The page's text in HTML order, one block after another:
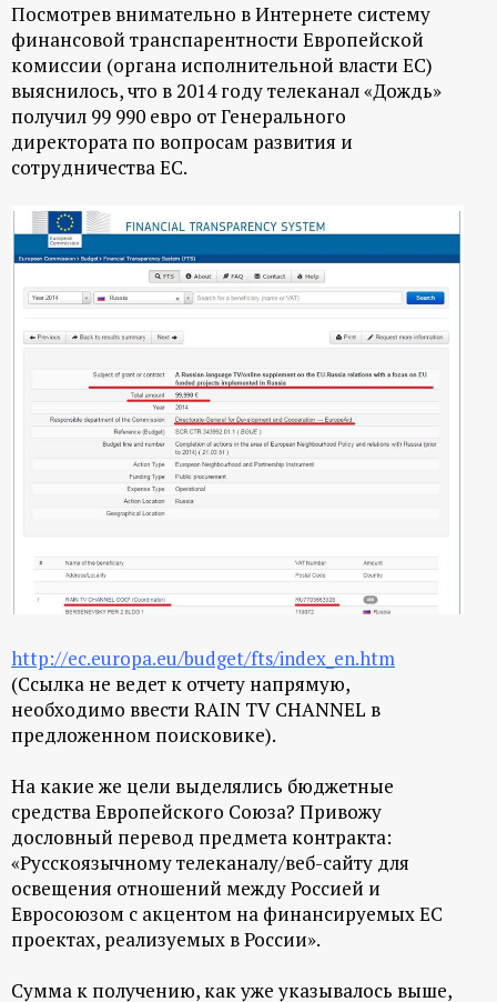
Посмотрев внимательно в Интернете систему
финансовой транспарентности Европейской
комиссии (органа исполнительной власти ЕС)
выяснилось, что в 2014 году телеканал «Дождь»
получил 99 990 евро от Генерального
директората по вопросам развития и
сотрудничества ЕС.
http://ec.europa.eu/budget/fts/index_en.htm
(Ссылка не ведет к отчету напрямую,
необходимо ввести RAIN TV CHANNEL в
предложенном поисковике).
На какие же цели выделялись бюджетные
средства Европейского Союза? Привожу
дословный перевод предмета контракта:
«Русскоязычному телеканалу/веб-сайту для
освещения отношений между Россией и
Евросоюзом с акцентом на финансируемых ЕС
проектах, реализуемых в России».
Сумма к получению, как уже указывалось выше,